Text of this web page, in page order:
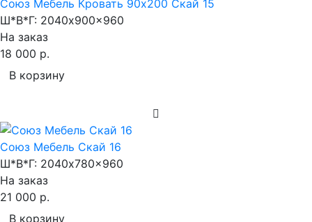
Союз Мебель Кровать 90х200 Скай 15
Ш*В*Г: 2040x900x960
На заказ
18 000 р.
В корзину
Союз Мебель Скай 16
Ш*В*Г: 2040x780x960
На заказ
21 000 р.
В корзину